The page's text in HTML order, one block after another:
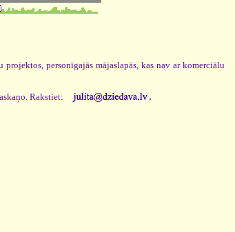
personīgajās mājaslapās, kas nav ar komerciālu
Rakstiet: .